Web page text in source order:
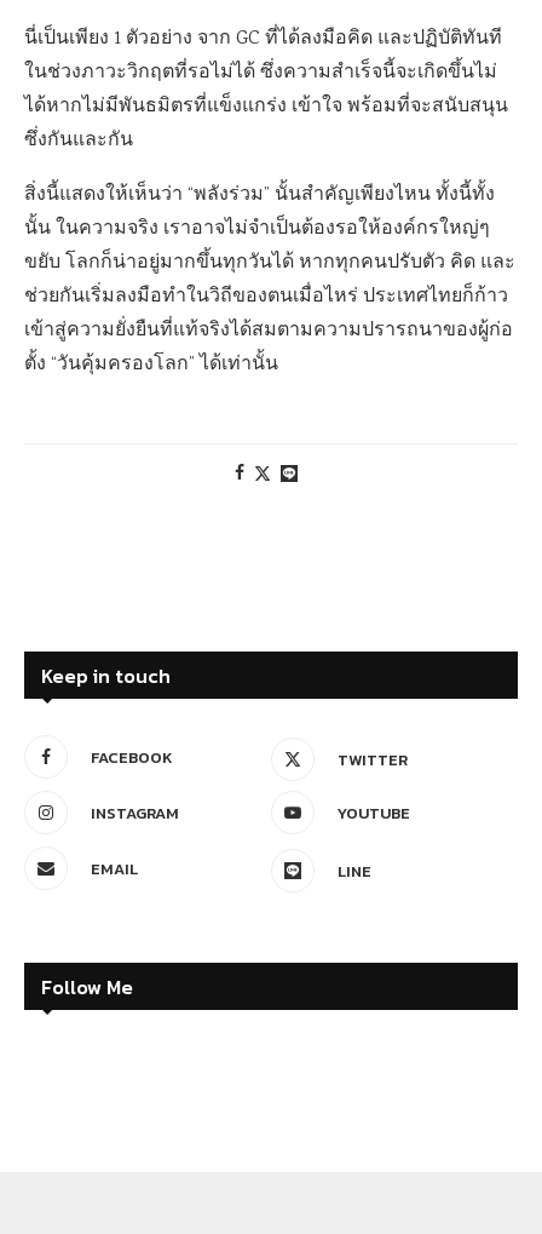
นี่เป็นเพียง 1 ตัวอย่าง จาก GC ที่ได้ลงมือคิด และปฏิบัติทันที
ในช่วงภาวะวิกฤตที่รอไม่ได้ ซึ่งความสำเร็จนี้จะเกิดขึ้นไม่
ได้หากไม่มีพันธมิตรที่แข็งแกร่ง เข้าใจ พร้อมที่จะสนับสนุน
ซึ่งกันและกัน
สิ่งนี้แสดงให้เห็นว่า “พลังร่วม” นั้นสำคัญเพียงไหน ทั้งนี้ทั้ง
นั้น ในความจริง เราอาจไม่จำเป็นต้องรอให้องค์กรใหญ่ๆ
ขยับ โลกก็น่าอยู่มากขึ้นทุกวันได้ หากทุกคนปรับตัว คิด และ
ช่วยกันเริ่มลงมือทำในวิถีของตนเมื่อไหร่ ประเทศไทยก็ก้าว
เข้าสู่ความยั่งยืนที่แท้จริงได้สมตามความปรารถนาของผู้ก่อ
ตั้ง “วันคุ้มครองโลก” ได้เท่านั้น
Keep in touch
FACEBOOK TWITTER
INSTAGRAM YOUTUBE
EMAIL LINE
Follow Me